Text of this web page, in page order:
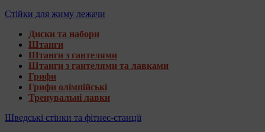
Стійки для жиму лежачи
Диски та набори
Штанги
Штанги з гантелями
Штанги з гантелями та лавками
Грифи
Грифи олімпійські
Тренувальні лавки
Шведські стінки та фітнес-станції